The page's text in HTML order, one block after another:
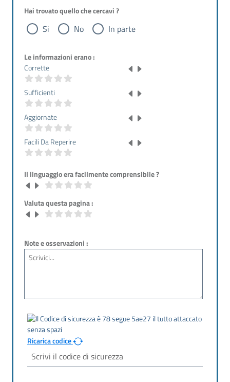
Hai trovato quello che cercavi ?
Si No In parte
Le informazioni erano :
Corrette
Sufficienti
Aggiornate
Facili Da Reperire
Il linguaggio era facilmente comprensibile ?
Valuta questa pagina :
Note e osservazioni :
Ricarica codice